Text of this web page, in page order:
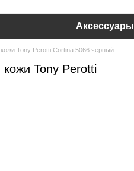
Аксессуары
Tony Perotti Cortina 5066 черный
Tony Perotti